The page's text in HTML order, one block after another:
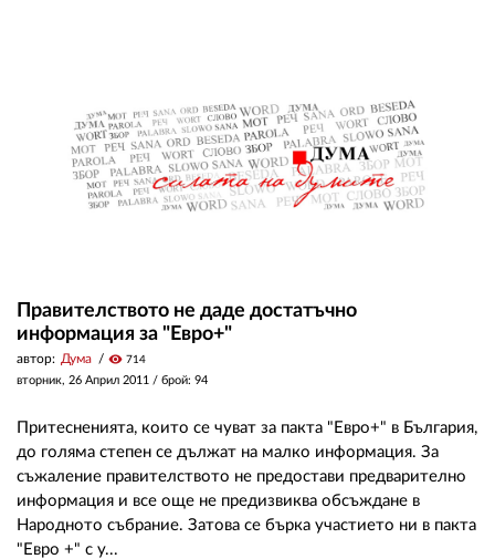
Правителството не даде достатъчно
информация за "Евро+"
автор: Дума visibility 714
вторник, 26 Април 2011 / брой: 94
Притесненията, които се чуват за пакта "Евро+" в България,
до голяма степен се дължат на малко информация. За
съжаление правителството не предостави предварително
информация и все още не предизвиква обсъждане в
Народното събрание. Затова се бърка участието ни в пакта
"Евро +" с у...